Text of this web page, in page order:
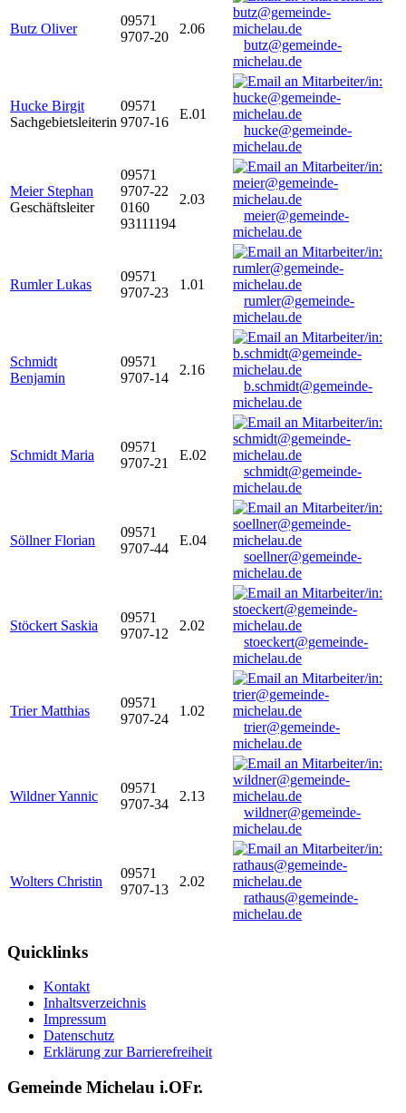
Butz Oliver
09571
9707-20
2.06
butz@gemeinde-
michelau.de
Hucke Birgit
Sachgebietsleiterin
09571
9707-16
E.01
hucke@gemeinde-
michelau.de
Meier Stephan
Geschäftsleiter
09571
9707-22
0160
93111194
2.03
meier@gemeinde-
michelau.de
Rumler Lukas
09571
9707-23
1.01
rumler@gemeinde-
michelau.de
Schmidt
Benjamin
09571
9707-14
2.16
b.schmidt@gemeinde-
michelau.de
Schmidt Maria
09571
9707-21
E.02
schmidt@gemeinde-
michelau.de
Söllner Florian
09571
9707-44
E.04
soellner@gemeinde-
michelau.de
Stöckert Saskia
09571
9707-12
2.02
stoeckert@gemeinde-
michelau.de
Trier Matthias
09571
9707-24
1.02
trier@gemeinde-
michelau.de
Wildner Yannic
09571
9707-34
2.13
wildner@gemeinde-
michelau.de
Wolters Christin
09571
9707-13
2.02
rathaus@gemeinde-
michelau.de
Quicklinks
Kontakt
Inhaltsverzeichnis
Impressum
Datenschutz
Erklärung zur Barrierefreiheit
Gemeinde Michelau i.OFr.